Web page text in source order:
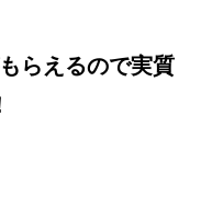
らえるので実質